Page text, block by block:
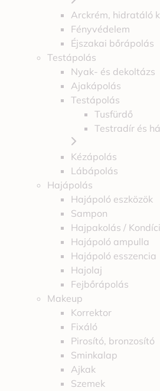
Arckrém, hidratáló
Fényvédelem
Éjszakai bőrápolás
Testápolás
Nyak- és dekoltázs
Ajakápolás
Testápolás
Tusfürdő
Testradír és
Kézápolás
Lábápolás
Hajápolás
Hajápoló eszközök
Sampon
Hajpakolás /
Hajápoló ampulla
Hajápoló esszencia
Hajolaj
Fejbőrápolás
Makeup
Korrektor
Fixáló
Pirosító, bronzosító
Sminkalap
Ajkak
Szemek